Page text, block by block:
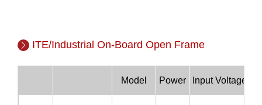
ITE/Industrial On-Board Open Frame
Model Power Input Voltage